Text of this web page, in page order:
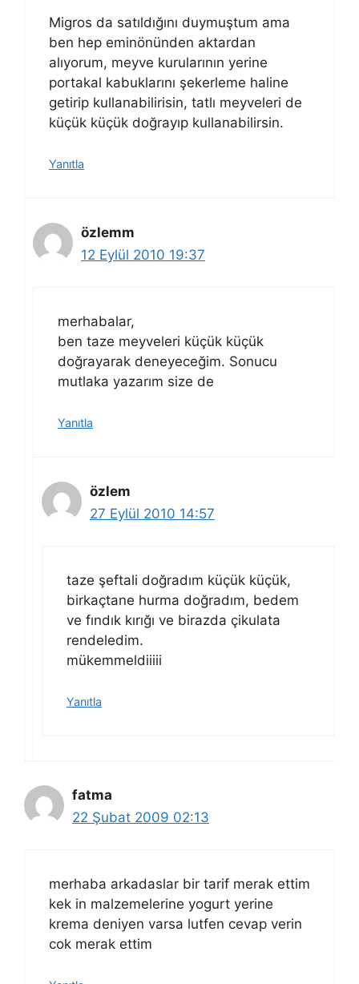
Migros da satıldığını duymuştum ama
ben hep eminönünden aktardan
alıyorum, meyve kurularının yerine
portakal kabuklarını şekerleme haline
getirip kullanabilirisin, tatlı meyveleri de
küçük küçük doğrayıp kullanabilirsin.
Yanıtla
özlemm
12 Eylül 2010 19:37
merhabalar,
ben taze meyveleri küçük küçük
doğrayarak deneyeceğim. Sonucu
mutlaka yazarım size de
Yanıtla
özlem
27 Eylül 2010 14:57
taze şeftali doğradım küçük küçük,
birkaçtane hurma doğradım, bedem
ve fındık kırığı ve birazda çikulata
rendeledim.
mükemmeldiiiii
Yanıtla
fatma
22 Şubat 2009 02:13
merhaba arkadaslar bir tarif merak ettim
kek in malzemelerine yogurt yerine
krema deniyen varsa lutfen cevap verin
cok merak ettim